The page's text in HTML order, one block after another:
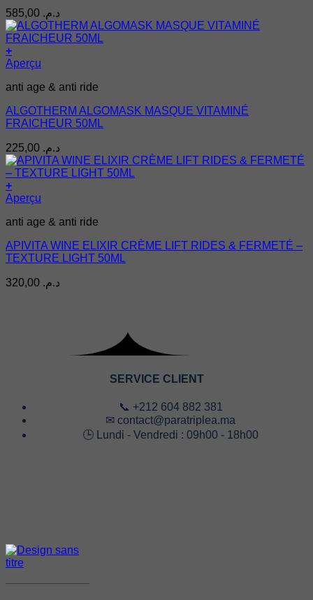
د.م.
+
Aperçu
anti age & anti ride
ALGOTHERM ALGOMASK MASQUE VITAMINÉ
FRAICHEUR 50ML
د.م.
+
Aperçu
anti age & anti ride
APIVITA WINE ELIXIR CRÈME LIFT RIDES & FERMETÉ –
TEXTURE LIGHT 50ML
د.م.
SERVICE CLIENT
📞 +212 604 882 381
✉ contact@paratriplea.ma
🕒 Lundi - Vendredi : 09h00 - 18h00